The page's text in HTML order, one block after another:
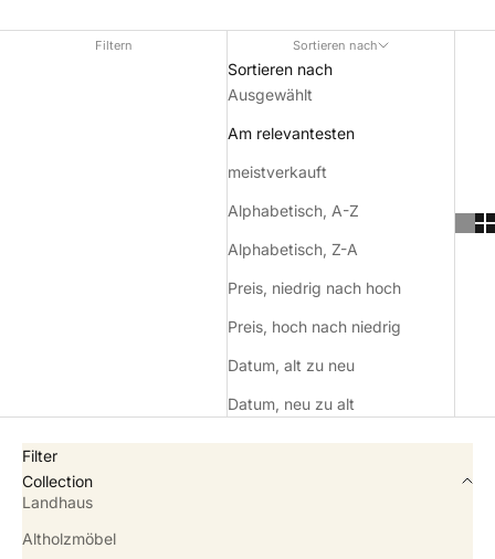
Filtern Sortieren nach
Sortieren nach
Ausgewählt
Am relevantesten
meistverkauft
Alphabetisch, A-Z
Alphabetisch, Z-A
Preis, niedrig nach hoch
Preis, hoch nach niedrig
Datum, alt zu neu
Datum, neu zu alt
Filter
Collection
Landhaus
Altholzmöbel